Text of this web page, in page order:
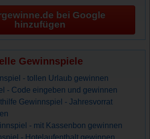
bei Google
hinzufügen
Gewinnspiele
- tollen Urlaub gewinnen
- Code eingeben und gewinnen
Gewinnspiel - Jahresvorrat
- mit Kassenbon gewinnen
- Hotelaufenthalt gewinnen